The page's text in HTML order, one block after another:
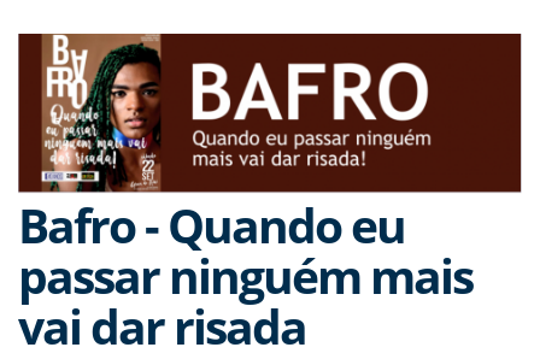
Bafro - Quando eu
passar ninguém mais
vai dar risada